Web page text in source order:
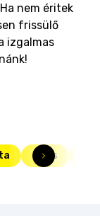
nem éritek
frissülő
izgalmas
Friss